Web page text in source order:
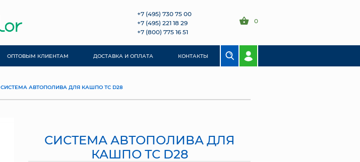
+7 (495) 730 75 00
+7 (495) 221 18 29
+7 (800) 775 16 51
0
ОПТОВЫМ КЛИЕНТАМ ДОСТАВКА И ОПЛАТА КОНТАКТЫ
СИСТЕМА АВТОПОЛИВА ДЛЯ КАШПО ТС D28
СИСТЕМА АВТОПОЛИВА ДЛЯ
КАШПО ТС D28